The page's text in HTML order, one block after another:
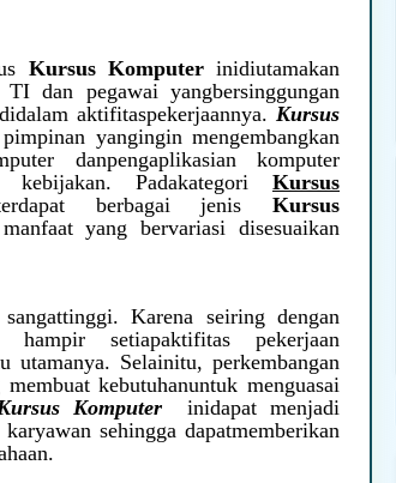
Kursus Komputerinidiutamakan
dan pegawai yangbersinggungan
aktifitaspekerjaannya. Kursus
yangingin mengembangkan
danpengaplikasian komputer
kebijakan. Padakategori Kursus
berbagai jenis Kursus
yang bervariasi disesuaikan
sangattinggi. Karena seiring dengan
setiapaktifitas pekerjaan
utamanya. Selainitu, perkembangan
kebutuhanuntuk menguasai
Komputer
inidapat menjadi
sehingga dapatmemberikan